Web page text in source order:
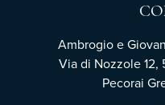
Ambrogio e
Via di Nozzole 12,
Pecorai